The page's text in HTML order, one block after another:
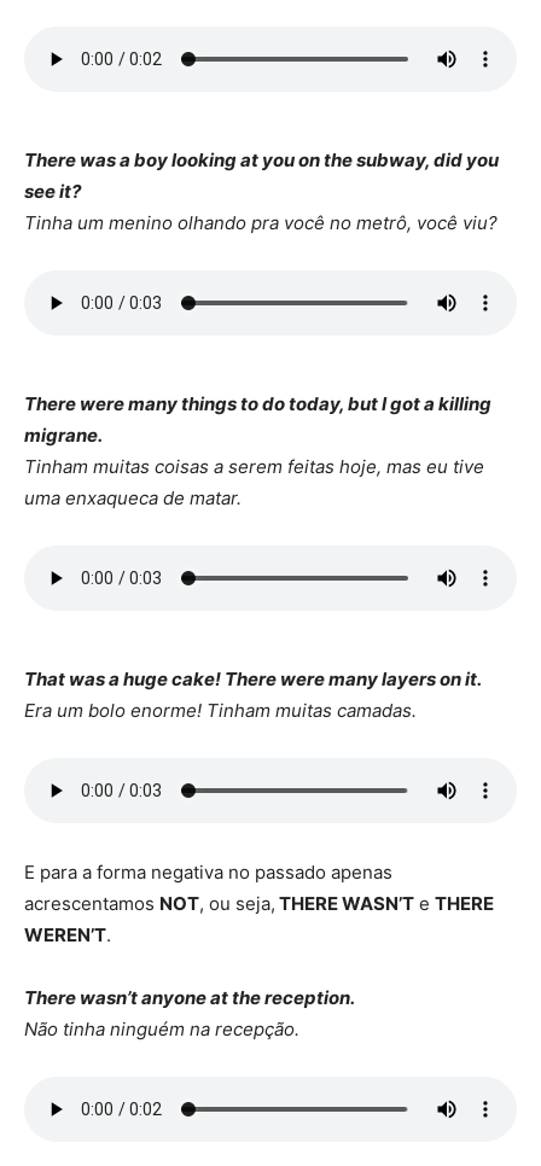
There was a boy looking at you on the subway, did you
see it?
Tinha um menino olhando pra você no metrô, você viu?
There were many things to do today, but I got a killing
migrane.
Tinham muitas coisas a serem feitas hoje, mas eu tive
uma enxaqueca de matar.
That was a huge cake! There were many layers on it.
Era um bolo enorme! Tinham muitas camadas.
E para a forma negativa no passado apenas
acrescentamos NOT, ou seja, THERE WASN’T e THERE
WEREN’T.
There wasn’t anyone at the reception.
Não tinha ninguém na recepção.